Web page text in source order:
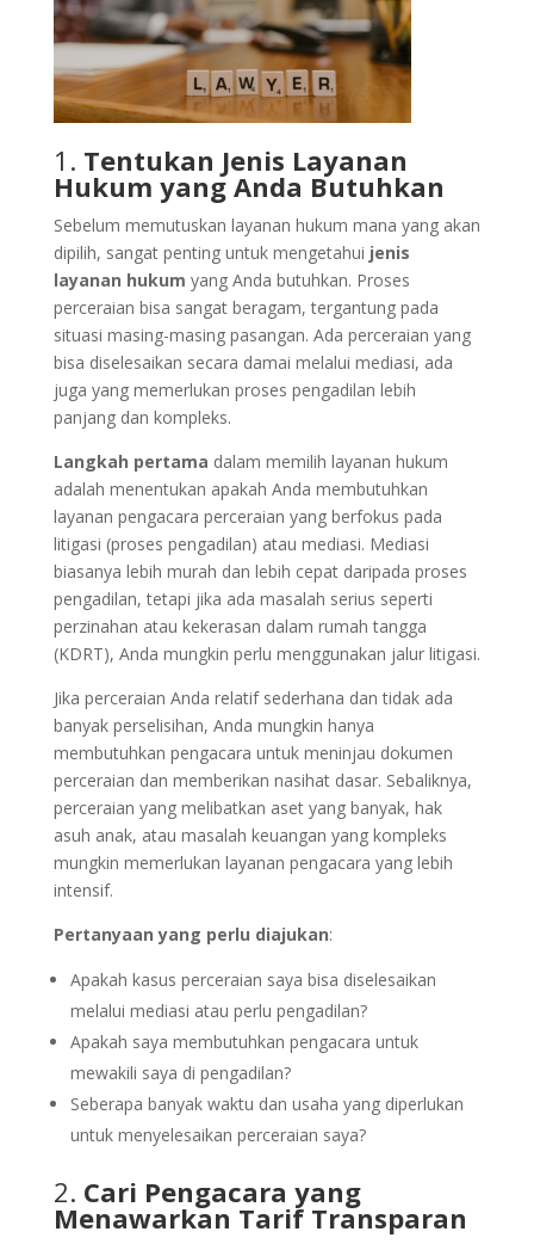
1. Tentukan Jenis Layanan
Hukum yang Anda Butuhkan
Sebelum memutuskan layanan hukum mana yang akan
dipilih, sangat penting untuk mengetahui jenis
layanan hukum yang Anda butuhkan. Proses
perceraian bisa sangat beragam, tergantung pada
situasi masing-masing pasangan. Ada perceraian yang
bisa diselesaikan secara damai melalui mediasi, ada
juga yang memerlukan proses pengadilan lebih
panjang dan kompleks.
Langkah pertama dalam memilih layanan hukum
adalah menentukan apakah Anda membutuhkan
layanan pengacara perceraian yang berfokus pada
litigasi (proses pengadilan) atau mediasi. Mediasi
biasanya lebih murah dan lebih cepat daripada proses
pengadilan, tetapi jika ada masalah serius seperti
perzinahan atau kekerasan dalam rumah tangga
(KDRT), Anda mungkin perlu menggunakan jalur litigasi.
Jika perceraian Anda relatif sederhana dan tidak ada
banyak perselisihan, Anda mungkin hanya
membutuhkan pengacara untuk meninjau dokumen
perceraian dan memberikan nasihat dasar. Sebaliknya,
perceraian yang melibatkan aset yang banyak, hak
asuh anak, atau masalah keuangan yang kompleks
mungkin memerlukan layanan pengacara yang lebih
intensif.
Pertanyaan yang perlu diajukan:
Apakah kasus perceraian saya bisa diselesaikan
melalui mediasi atau perlu pengadilan?
Apakah saya membutuhkan pengacara untuk
mewakili saya di pengadilan?
Seberapa banyak waktu dan usaha yang diperlukan
untuk menyelesaikan perceraian saya?
2. Cari Pengacara yang
Menawarkan Tarif Transparan